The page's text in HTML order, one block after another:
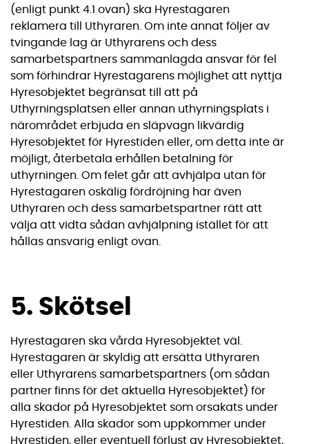
(enligt punkt 4.1 ovan) ska Hyrestagaren
reklamera till Uthyraren. Om inte annat följer av
tvingande lag är Uthyrarens och dess
samarbetspartners sammanlagda ansvar för fel
som förhindrar Hyrestagarens möjlighet att nyttja
Hyresobjektet begränsat till att på
Uthyrningsplatsen eller annan uthyrningsplats i
närområdet erbjuda en släpvagn likvärdig
Hyresobjektet för Hyrestiden eller, om detta inte är
möjligt, återbetala erhållen betalning för
uthyrningen. Om felet går att avhjälpa utan för
Hyrestagaren oskälig fördröjning har även
Uthyraren och dess samarbetspartner rätt att
välja att vidta sådan avhjälpning istället för att
hållas ansvarig enligt ovan.
5. Skötsel
Hyrestagaren ska vårda Hyresobjektet väl.
Hyrestagaren är skyldig att ersätta Uthyraren
eller Uthyrarens samarbetspartners (om sådan
partner finns för det aktuella Hyresobjektet) för
alla skador på Hyresobjektet som orsakats under
Hyrestiden. Alla skador som uppkommer under
Hyrestiden, eller eventuell förlust av Hyresobjektet,